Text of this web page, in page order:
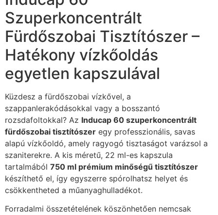
Szuperkoncentrált
Fürdőszobai Tisztítószer –
Hatékony vízkőoldás
egyetlen kapszulával
Küzdesz a fürdőszobai vízkővel, a
szappanlerakódásokkal vagy a bosszantó
rozsdafoltokkal? Az Inducap 60 szuperkoncentrált
fürdőszobai tisztítószer egy professzionális, savas
alapú vízkőoldó, amely ragyogó tisztaságot varázsol a
szaniterekre. A kis méretű, 22 ml-es kapszula
tartalmából 750 ml prémium minőségű tisztítószer
készíthető el, így egyszerre spórolhatsz helyet és
csökkentheted a műanyaghulladékot.
Forradalmi összetételének köszönhetően nemcsak